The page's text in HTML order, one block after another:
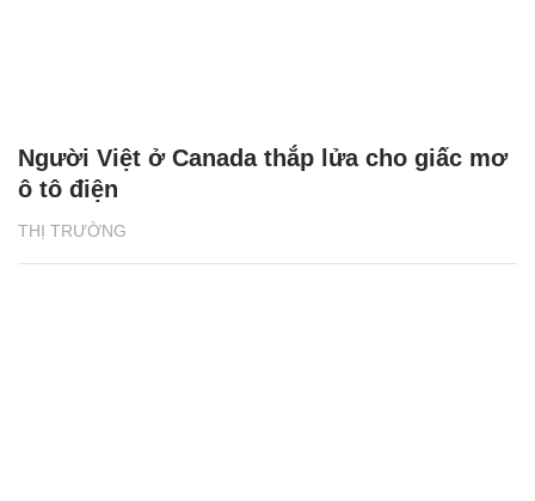
THỊ TRƯỜNG
Người Việt ở Canada thắp lửa cho giấc mơ
ô tô điện